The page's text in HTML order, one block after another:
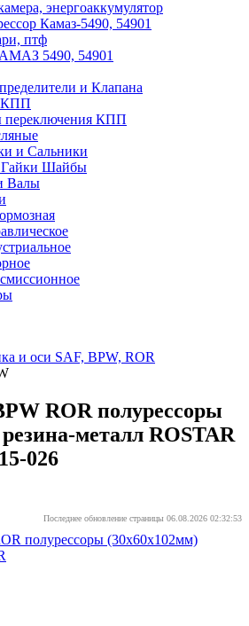
энергоаккумулятор
Камаз-5490, 54901
птф
5490, 54901
и Клапана
КПП
переключения КПП
и Сальники
Гайки Шайбы
Валы
и оси SAF, BPW, ROR
ROR полурессоры
металл ROSTAR
026
Последнее обновление страницы 06.08.2026 02:32:53